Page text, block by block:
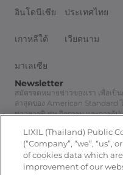
อินโดนีเซีย
เกาหลีใต้
มาเลเซีย
ประเทศไทย
เวียดนาม
Newsletter
สมัครจดหมายข่าวของเรา เพื่อเป็
ล่าสุดของ American Standard
ข่าวสารพิเศษ กิจกรรม และการอัป
ส
Follow Us
LIXIL (Thailand) Public
(“Company”, “we”, “us”,
of cookies data which
improvement of our